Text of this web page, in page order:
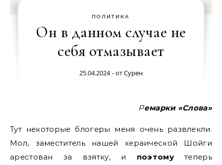
ПОЛИТИКА
Он в данном случае не
себя отмазывает
25.04.2024 - отСурен
Ремарки «Слова»
Тут некоторые блогеры меня очень развлекли.
Мол, заместитель нашей хераической Шойги
арестован за взятку, и поэтомутеперь